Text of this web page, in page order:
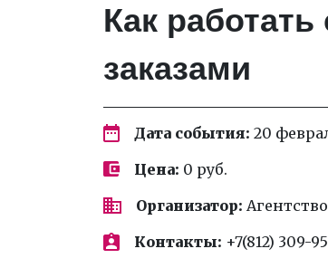
Как
заказами
Дата события: 20
Цена: 0 руб.
Организатор:
Контакты: +7(812) 309-